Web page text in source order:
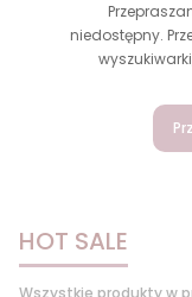
niedostępny.
HOT SALE